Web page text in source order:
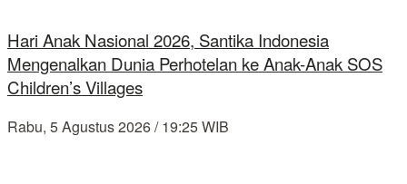
Hari Anak Nasional 2026, Santika Indonesia
Mengenalkan Dunia Perhotelan ke Anak-Anak SOS
Children’s Villages
Rabu, 5 Agustus 2026 / 19:25 WIB